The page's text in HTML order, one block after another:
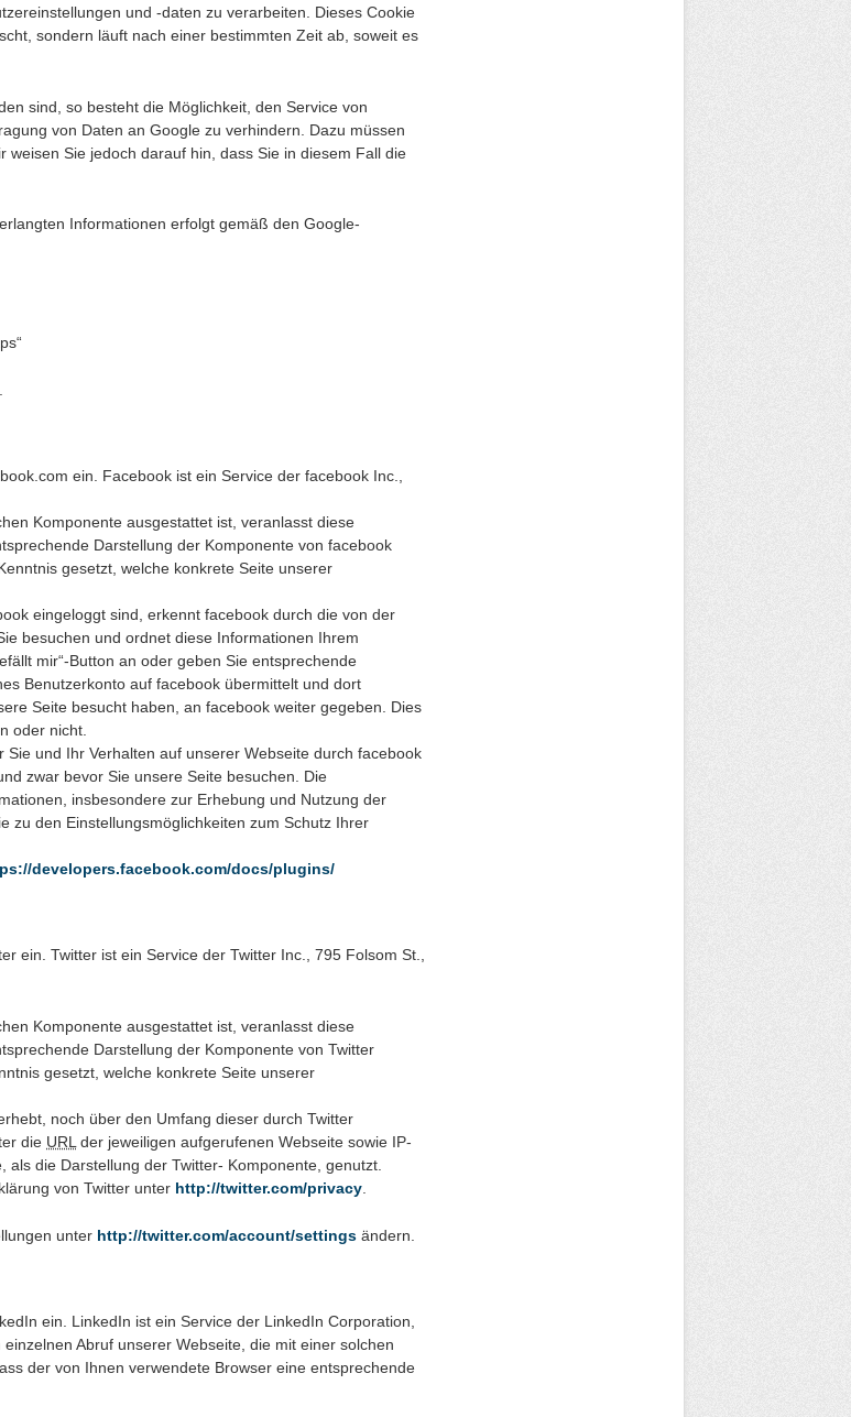
und -daten zu verarbeiten. Dieses Cookie
sondern läuft nach einer bestimmten Zeit ab, soweit es
sind, so besteht die Möglichkeit, den Service von
von Daten an Google zu verhindern. Dazu müssen
Sie jedoch darauf hin, dass Sie in diesem Fall die
Informationen erfolgt gemäß den Google-
.
ein. Facebook ist ein Service der facebook Inc.,
Komponente ausgestattet ist, veranlasst diese
Darstellung der Komponente von facebook
gesetzt, welche konkrete Seite unserer
eingeloggt sind, erkennt facebook durch die von der
besuchen und ordnet diese Informationen Ihrem
mir“-Button an oder geben Sie entsprechende
Benutzerkonto auf facebook übermittelt und dort
Seite besucht haben, an facebook weiter gegeben. Dies
oder nicht.
und Ihr Verhalten auf unserer Webseite durch facebook
zwar bevor Sie unsere Seite besuchen. Die
insbesondere zur Erhebung und Nutzung der
zu den Einstellungsmöglichkeiten zum Schutz Ihrer
developers.facebook.com/docs/plugins/
ein. Twitter ist ein Service der Twitter Inc., 795 Folsom St.,
Komponente ausgestattet ist, veranlasst diese
Darstellung der Komponente von Twitter
gesetzt, welche konkrete Seite unserer
noch über den Umfang dieser durch Twitter
die URL der jeweiligen aufgerufenen Webseite sowie IP-
die Darstellung der Twitter- Komponente, genutzt.
von Twitter unter http://twitter.com/privacy
unter http://twitter.com/account/settings ändern.
ein. LinkedIn ist ein Service der LinkedIn Corporation,
Abruf unserer Webseite, die mit einer solchen
der von Ihnen verwendete Browser eine entsprechende